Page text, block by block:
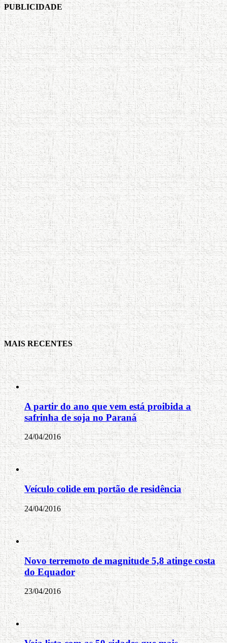
PUBLICIDADE
MAIS RECENTES
A partir do ano que vem está proibida a
safrinha de soja no Paraná
24/04/2016
Veículo colide em portão de residência
24/04/2016
Novo terremoto de magnitude 5,8 atinge costa
do Equador
23/04/2016